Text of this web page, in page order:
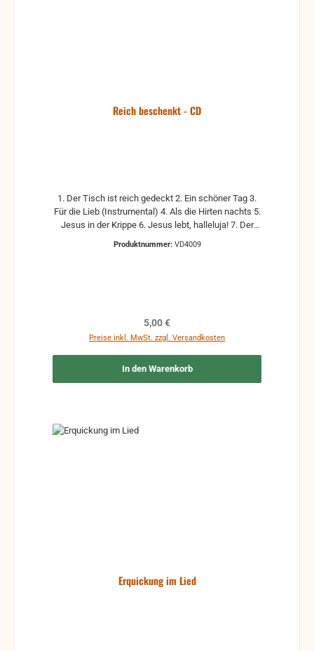
Reich beschenkt - CD
1. Der Tisch ist reich gedeckt 2. Ein schöner Tag 3.
Für die Lieb (Instrumental) 4. Als die Hirten nachts 5.
Jesus in der Krippe 6. Jesus lebt, halleluja! 7. Der
Produktnummer: VD4009
Regulärer Preis:
5,00 €
Preise inkl. MwSt. zzgl. Versandkosten
In den Warenkorb
Erquickung im Lied